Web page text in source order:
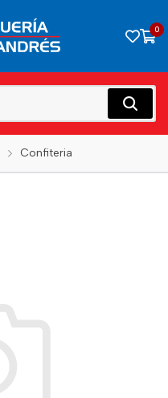
0
Confiteria